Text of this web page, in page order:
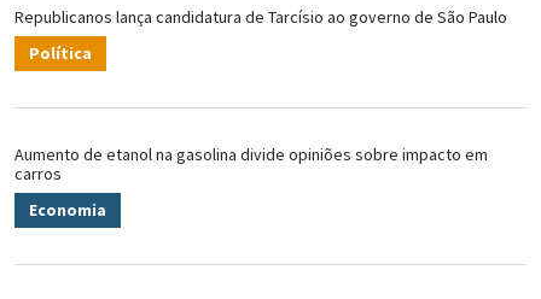
Republicanos lança candidatura de Tarcísio ao governo de São Paulo
Política
Aumento de etanol na gasolina divide opiniões sobre impacto em
carros
Economia